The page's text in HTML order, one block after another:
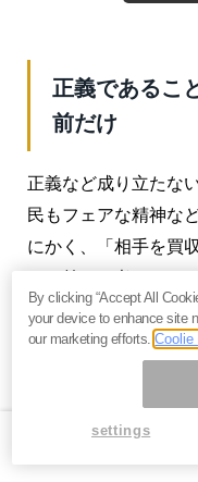
正義であるこ
前だけ
正義など成り立たな
民もフェアな精神な
にかく、「相手を買
何らかのコンテスト
くらいの賄賂を送れ
略や買収工作は個人
れが国家運営にも反
フェアであることや
By clicking “Accept All
your device to enhance site
our marketing efforts.
settings